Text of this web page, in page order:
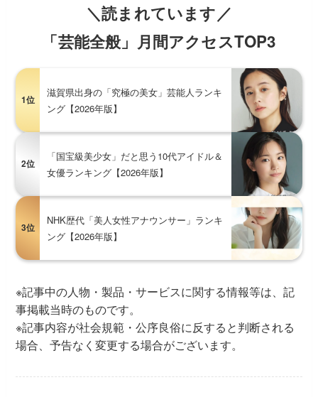
＼読まれています／
「芸能全般」月間アクセスTOP3
1位
滋賀県出身の「究極の美女」芸能人ランキ
ング【2026年版】
2位
「国宝級美少女」だと思う10代アイドル＆
女優ランキング【2026年版】
3位
NHK歴代「美人女性アナウンサー」ランキ
ング【2026年版】
※記事中の人物・製品・サービスに関する情報等は、記
事掲載当時のものです。
※記事内容が社会規範・公序良俗に反すると判断される
場合、予告なく変更する場合がございます。